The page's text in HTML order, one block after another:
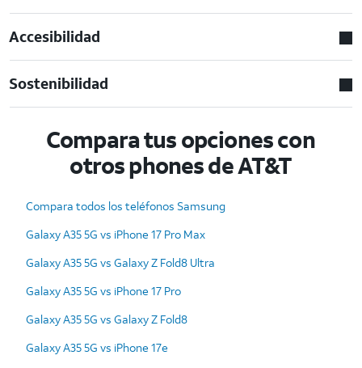
Accesibilidad
Sostenibilidad
Compara tus opciones con
otros phones de AT&T
Compara todos los teléfonos Samsung
Galaxy A35 5G vs iPhone 17 Pro Max
Galaxy A35 5G vs Galaxy Z Fold8 Ultra
Galaxy A35 5G vs iPhone 17 Pro
Galaxy A35 5G vs Galaxy Z Fold8
Galaxy A35 5G vs iPhone 17e